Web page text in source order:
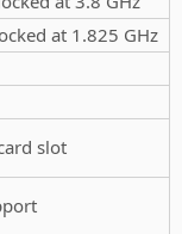
at 1.825 GHz
slot